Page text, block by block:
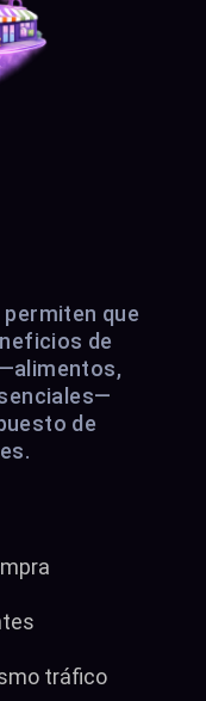
que
de
de
tráfico